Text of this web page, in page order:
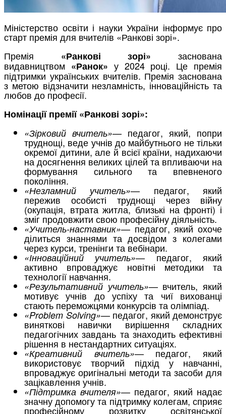
Міністерство освіти і науки України інформує про
старт премія для вчителів «Ранкові зорі».
Премія «Ранкові зорі» заснована
видавництвом «Ранок» у 2024 році. Це премія
підтримки українських вчителів. Премія заснована
з метою відзначити незламність, інноваційність та
любов до професії.
Номінації премії «Ранкові зорі»:
«Зірковий вчитель»— педагог, який, попри
труднощі, веде учнів до майбутнього не тільки
окремої дитини, але й всієї країни, надихаючи
на досягнення великих цілей та впливаючи на
формування сильного та впевненого
покоління.
«Незламний учитель»— педагог, який
пережив особисті труднощі через війну
(окупація, втрата житла, близькі на фронті) і
зміг продовжити свою професійну діяльність.
«Учитель-наставник»— педагог, який охоче
ділиться знаннями та досвідом з колегами
через курси, тренінги та вебінари.
«Інноваційний учитель»— педагог, який
активно впроваджує новітні методики та
технології навчання.
«Результативний учитель»— вчитель, який
мотивує учнів до успіху та чиї вихованці
стають переможцями конкурсів та олімпіад.
«Problem Solving»— педагог, який демонструє
виняткові навички вирішення складних
педагогічних завдань та знаходить ефективні
рішення в нестандартних ситуаціях.
«Креативний вчитель»— педагог, який
використовує творчий підхід у навчанні,
впроваджує оригінальні методи та засоби для
зацікавлення учнів.
«Підтримка вчителя»— педагог, який надає
значну допомогу та підтримку колегам, сприяє
професійному розвитку освітянської